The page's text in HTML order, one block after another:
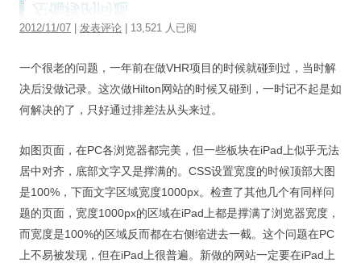
SEO
视觉/交互设计
杂项研究
关于本站
2012/11/07 发表评论 | 13,521 人已阅
一个很老的问题，一年前在做VHR项目的时候就碰到过，当时解
决后没做记录。这次做Hilton网站的时候又碰到，一时记不起是如
何解决的了，只好通过排差法从头来过。
如图页面，在PC各浏览器都完美，但一些板块在iPad上似乎无法
居中对齐，底部文字又是撑满的。CSS设置宽度的时候顶部大图
是100%，下面文字区域宽度1000px。检查了其他几个有同样问
题的页面，宽度1000px的区域在iPad上都是撑满了浏览器宽度，
而宽度是100%的区域反而都在右侧缩进去一截。这个问题在PC
上不易被发现，但在iPad上很普遍。新做的网站一定要在iPad上